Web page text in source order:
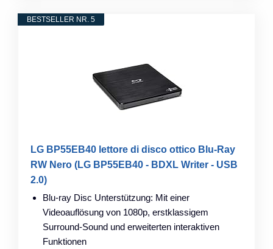
BESTSELLER NR. 5
LG BP55EB40 lettore di disco ottico Blu-Ray
RW Nero (LG BP55EB40 - BDXL Writer - USB
2.0)
Blu-ray Disc Unterstützung: Mit einer
Videoauflösung von 1080p, erstklassigem
Surround-Sound und erweiterten interaktiven
Funktionen